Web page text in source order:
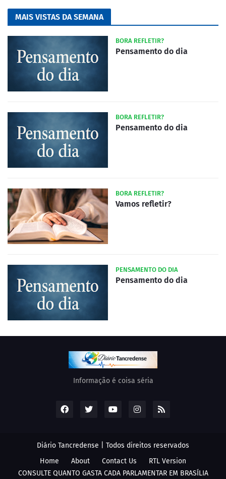
MAIS VISTAS DA SEMANA
BORA REFLETIR?
Pensamento do dia
BORA REFLETIR?
Pensamento do dia
BORA REFLETIR?
Vamos refletir?
PENSAMENTO DO DIA
Pensamento do dia
Informação é coisa séria
Diário Tancredense | Todos direitos reservados
Home
About Contact Us
RTL Version
CONSULTE QUANTO GASTA CADA PARLAMENTAR EM BRASÍLIA